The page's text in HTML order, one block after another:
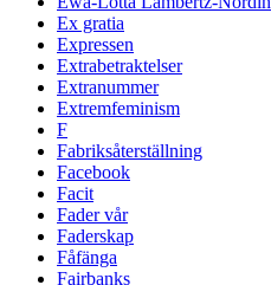
Ex gratia
Expressen
Extrabetraktelser
Extranummer
Extremfeminism
F
Fabriksåterställning
Facebook
Facit
Fader vår
Faderskap
Fåfänga
Fairbanks